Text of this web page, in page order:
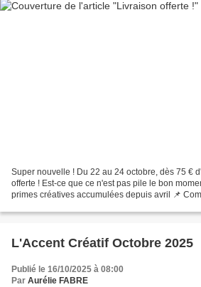
Super nouvelle ! Du 22 au 24 octobre, dès 75 €
offerte ! Est-ce que ce n'est pas pile le bon
primes créatives accumulées depuis avril 📌
L'Accent Créatif Octobre 2025
Publié le 16/10/2025 à 08:00
Par Aurélie FABRE